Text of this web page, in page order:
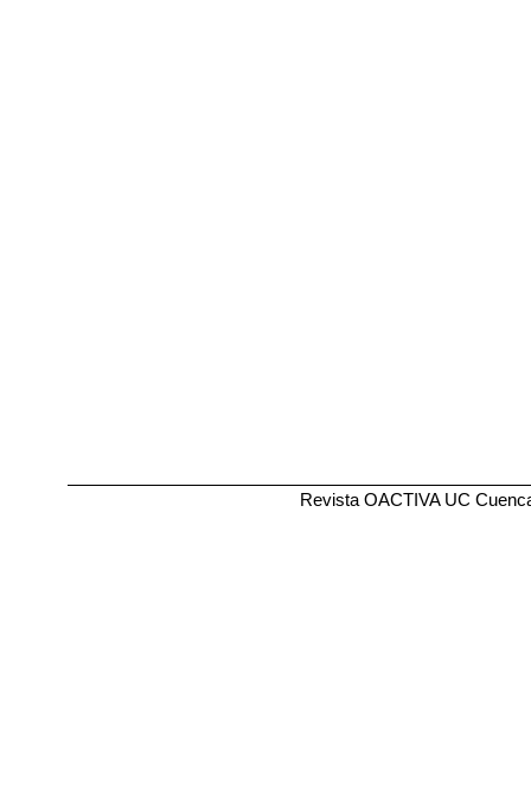
Revista OACTIVA UC